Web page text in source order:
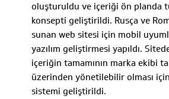
oluşturuldu ve içeriği ön planda
konsepti geliştirildi. Rusça ve
sunan web sitesi için mobil
yazılım geliştirmesi yapıldı.
içeriğin tamamının marka ekibi
üzerinden yönetilebilir olması
sistemi geliştirildi.